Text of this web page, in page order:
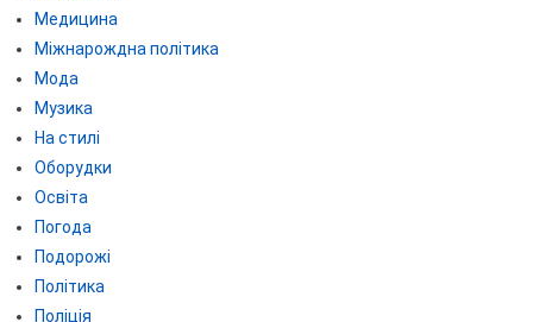
Медицина
Міжнарождна політика
Мода
Музика
На стилі
Оборудки
Освіта
Погода
Подорожі
Політика
Поліція